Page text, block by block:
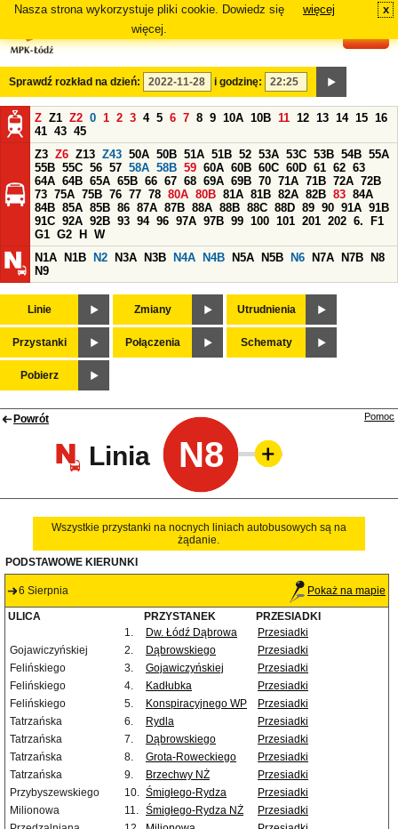
Nasza strona wykorzystuje pliki cookie. Dowiedz się
więcej.
więcej x
Sprawdź rozkład na dzień: i godzinę:
Z Z1 Z2 0 1 2 3 4 5 6 7 8 9 10A 10B 11 12 13 14 15 16
41 43 45
Z3 Z6 Z13 Z43 50A 50B 51A 51B 52 53A 53C 53B 54B 55A
55B 55C 56 57 58A 58B 59 60A 60B 60C 60D 61 62 63
64A 64B 65A 65B 66 67 68 69A 69B 70 71A 71B 72A 72B
73 75A 75B 76 77 78 80A 80B 81A 81B 82A 82B 83 84A
84B 85A 85B 86 87A 87B 88A 88B 88C 88D 89 90 91A 91B
91C 92A 92B 93 94 96 97A 97B 99 100 101 201 202 6.
F1
G1 G2 H
W
N1A
N1B N2 N3A N3B N4A N4B N5A N5B N6 N7A N7B
N8
N9
Linie Zmiany Utrudnienia
Przystanki Połączenia Schematy
Pobierz
Powrót
Linia N8
Pomoc
Wszystkie przystanki na nocnych liniach autobusowych są na
żądanie.
PODSTAWOWE KIERUNKI
6 Sierpnia Pokaż na mapie
ULICA PRZYSTANEK
PRZESIADKI
1.
Dw. Łódź Dąbrowa
Przesiadki
Gojawiczyńskiej
2. Dąbrowskiego
Przesiadki
Felińskiego
3. Gojawiczyńskiej
Przesiadki
Felińskiego
4. Kadłubka
Przesiadki
Felińskiego
5. Konspiracyjnego WP
Przesiadki
Tatrzańska
6. Rydla
Przesiadki
Tatrzańska
7. Dąbrowskiego
Przesiadki
Tatrzańska
8. Grota-Roweckiego
Przesiadki
Tatrzańska
9. Brzechwy NŻ
Przesiadki
Przybyszewskiego
10. Śmigłego-Rydza
Przesiadki
Milionowa
11. Śmigłego-Rydza NŻ
Przesiadki